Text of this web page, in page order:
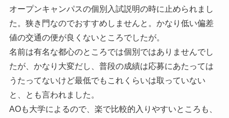
オープンキャンパスの個別入試説明の時に止められまし
た。狭き門なのでおすすめしませんと。かなり低い偏差
値の交通の便が良くないところでしたが。
名前は有名な都心のところでは個別ではありませんでし
たが、かなり大変だし、普段の成績は応募にあたっては
うたってないけど最低でもこれくらいは取っていない
と、とも言われました。
AOも大学によるので、楽で比較的入りやすいところも、